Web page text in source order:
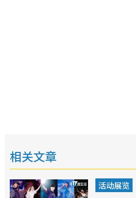
相关文章
活动展览